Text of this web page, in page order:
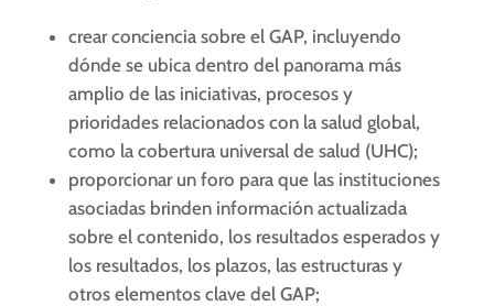
crear conciencia sobre el GAP, incluyendo
dónde se ubica dentro del panorama más
amplio de las iniciativas, procesos y
prioridades relacionados con la salud global,
como la cobertura universal de salud (UHC);
proporcionar un foro para que las instituciones
asociadas brinden información actualizada
sobre el contenido, los resultados esperados y
los resultados, los plazos, las estructuras y
otros elementos clave del GAP;